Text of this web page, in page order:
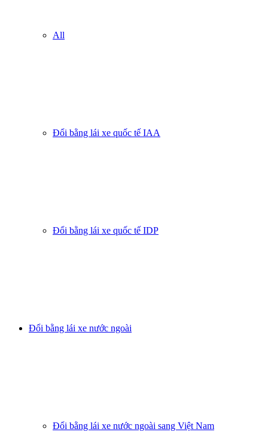
All
Đổi bằng lái xe quốc tế IAA
Đổi bằng lái xe quốc tế IDP
Đổi bằng lái xe nước ngoài
Đổi bằng lái xe nước ngoài sang Việt Nam